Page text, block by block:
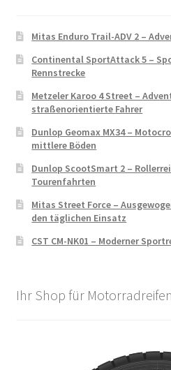
Mitas Enduro Trail-ADV 2 –
Continental SportAttack 5 –
Rennstrecke
Metzeler Karoo 4 Street –
straßenorientierte Fahrer
Dunlop Geomax MX34 –
mittlere Böden
Dunlop ScootSmart 2 –
Tourenfahrten
Mitas Street Force –
den täglichen Einsatz
CST CM-NK01 – Moderner
Ihr Shop für Motorradreifen